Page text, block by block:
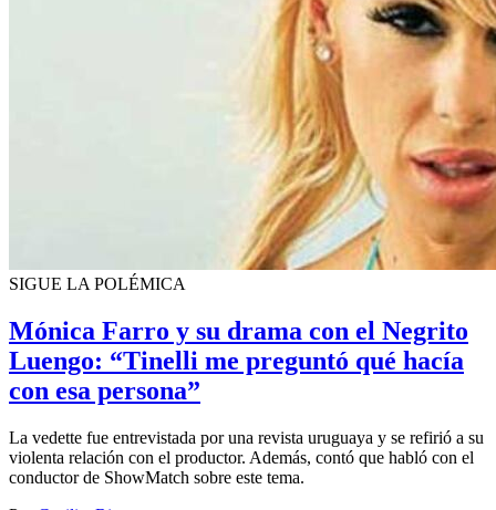
SIGUE LA POLÉMICA
Mónica Farro y su drama con el Negrito
Luengo: “Tinelli me preguntó qué hacía
con esa persona”
La vedette fue entrevistada por una revista uruguaya y se refirió a su
violenta relación con el productor. Además, contó que habló con el
conductor de ShowMatch sobre este tema.